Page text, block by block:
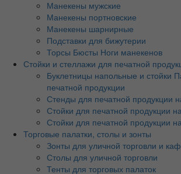
Манекены мужские
Манекены портновские
Манекены шарнирные
Подставки для бижутерии
Торсы Бюсты Ноги манекенов
Стойки и стеллажи для печатной
Буклетницы напольные и стойки
печатной продукции
Стенды для печатной продукции
Стойки для печатной продукции
Стойки для печатной продукции
Торговые палатки, столы и зонты
Зонты для уличной торговли и
Столы для уличной торговли
Тенты для торговых палаток